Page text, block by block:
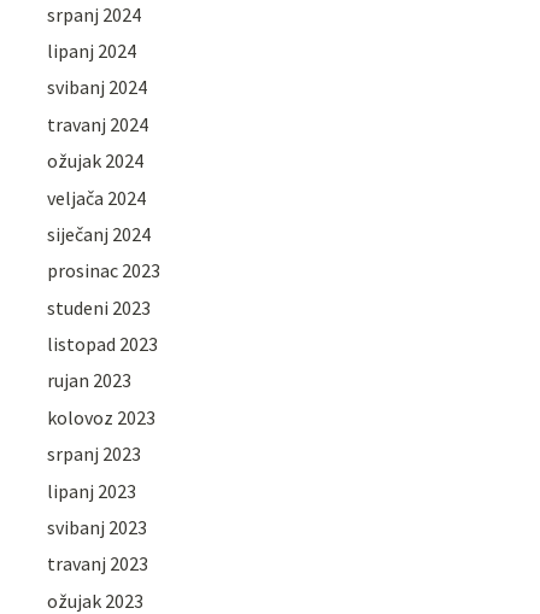
srpanj 2024
lipanj 2024
svibanj 2024
travanj 2024
ožujak 2024
veljača 2024
siječanj 2024
prosinac 2023
studeni 2023
listopad 2023
rujan 2023
kolovoz 2023
srpanj 2023
lipanj 2023
svibanj 2023
travanj 2023
ožujak 2023